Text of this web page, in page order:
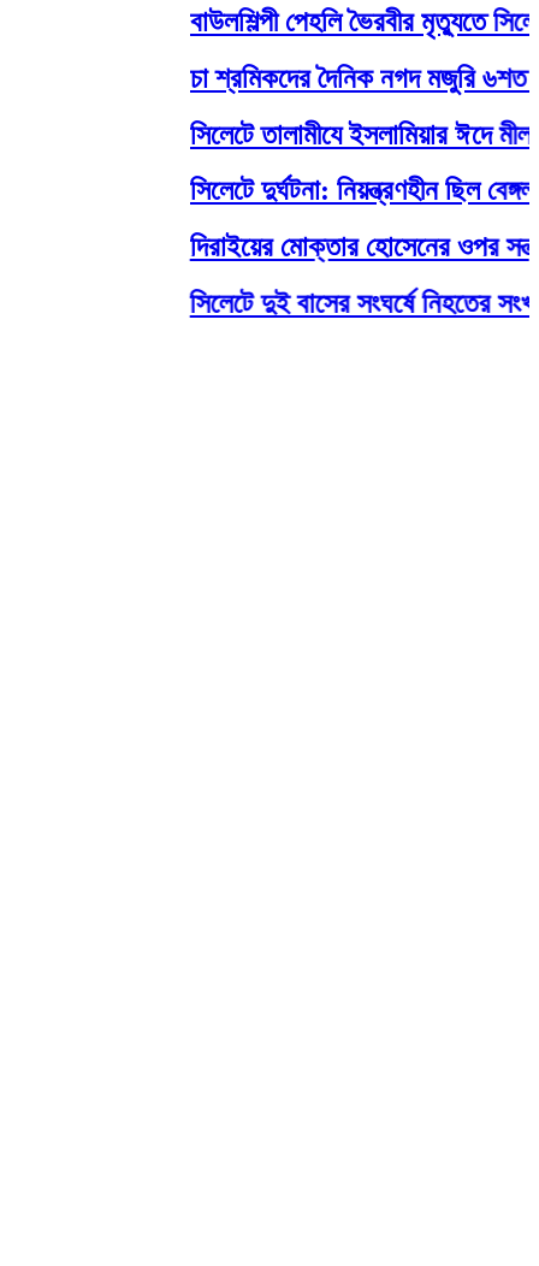
বাউলশিল্পী পেহলি ভৈরবীর মৃত্যুতে
চা শ্রমিকদের দৈনিক নগদ মজুরি ৬শত
সিলেটে তালামীযে ইসলামিয়ার ঈদে
সিলেটে দুর্ঘটনা: নিয়ন্ত্রণহীন ছিল
দিরাইয়ের মোক্তার হোসেনের ওপর
সিলেটে দুই বাসের সংঘর্ষে নিহতের